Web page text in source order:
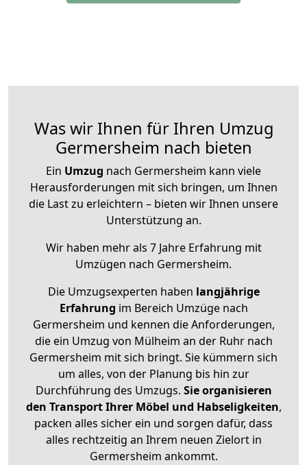
Was wir Ihnen für Ihren Umzug
Germersheim nach bieten
Ein Umzug nach Germersheim kann viele
Herausforderungen mit sich bringen, um Ihnen
die Last zu erleichtern – bieten wir Ihnen unsere
Unterstützung an.
Wir haben mehr als 7 Jahre Erfahrung mit
Umzügen nach Germersheim.
Die Umzugsexperten haben langjährige
Erfahrung im Bereich Umzüge nach
Germersheim und kennen die Anforderungen,
die ein Umzug von Mülheim an der Ruhr nach
Germersheim mit sich bringt. Sie kümmern sich
um alles, von der Planung bis hin zur
Durchführung des Umzugs. Sie organisieren
den Transport Ihrer Möbel und Habseligkeiten,
packen alles sicher ein und sorgen dafür, dass
alles rechtzeitig an Ihrem neuen Zielort in
Germersheim ankommt.